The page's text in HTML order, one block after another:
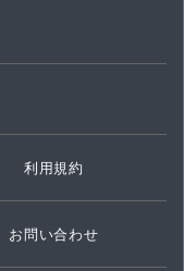
利用規約
お問い合わせ